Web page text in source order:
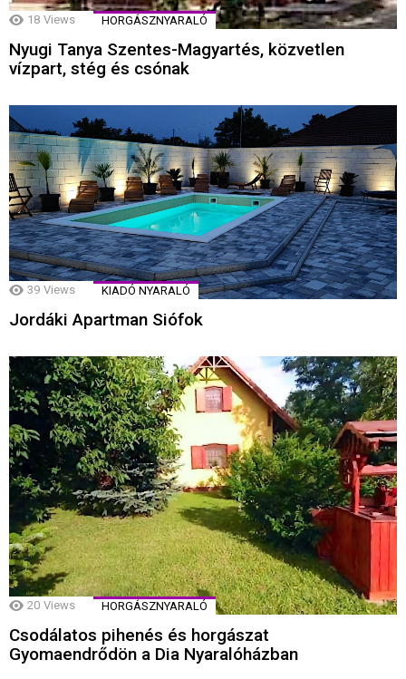
18 Views HORGÁSZNYARALÓ
Nyugi Tanya Szentes-Magyartés, közvetlen
vízpart, stég és csónak
39 Views KIADÓ NYARALÓ
Jordáki Apartman Siófok
20 Views HORGÁSZNYARALÓ
Csodálatos pihenés és horgászat
Gyomaendrődön a Dia Nyaralóházban